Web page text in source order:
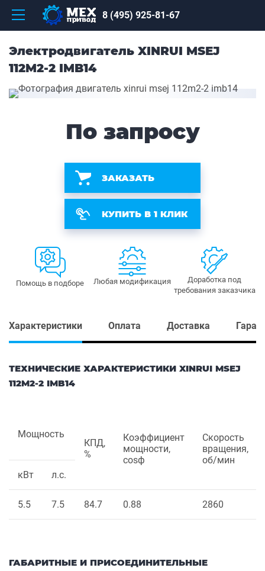
8 (495) 925-81-67
Электродвигатель XINRUI MSEJ
112M2-2 IMB14
По запросу
ЗАКАЗАТЬ
КУПИТЬ В 1 КЛИК
Помощь в подборе Любая модификация
Доработка под
требования заказчика
Характеристики Оплата Доставка
ТЕХНИЧЕСКИЕ ХАРАКТЕРИСТИКИ XINRUI MSEJ
112M2-2 IMB14
Мощность
КПД,
%
Коэффициент
мощности,
cosф
Скорость
вращения,
об/мин
кВт
л.с.
5.5 7.5 84.7 0.88 2860
ГАБАРИТНЫЕ И ПРИСОЕДИНИТЕЛЬНЫЕ